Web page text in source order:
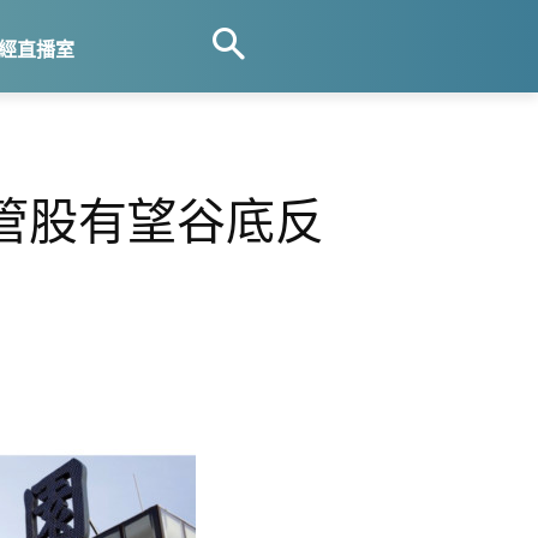
直播室
股有望谷底反